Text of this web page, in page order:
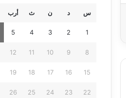
س د ن ث أرب
1
2
3
4
5
8
9
10
11
12
15
16
17
18
19
22
23
24
25
26